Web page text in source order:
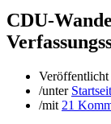
CDU-
Veröffentlicht
/unter
/mit 21